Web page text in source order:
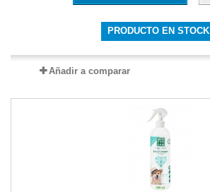
PRODUCTO EN STOCK
Añadir a comparar